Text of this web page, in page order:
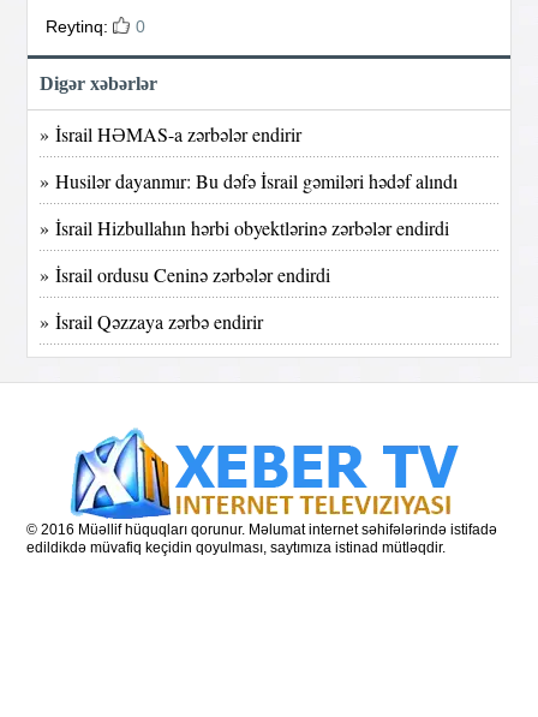
Reytinq: 0
Digər xəbərlər
» İsrail HƏMAS-a zərbələr endirir
» Husilər dayanmır: Bu dəfə İsrail gəmiləri hədəf alındı
» İsrail Hizbullahın hərbi obyektlərinə zərbələr endirdi
» İsrail ordusu Ceninə zərbələr endirdi
» İsrail Qəzzaya zərbə endirir
© 2016 Müəllif hüquqları qorunur. Məlumat internet səhifələrində istifadə
edildikdə müvafiq keçidin qoyulması, saytımıza istinad mütləqdir.